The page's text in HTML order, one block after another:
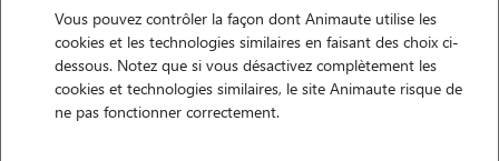
• 27 ans
Vous pouvez contrôler la façon dont Animaute utilise les
cookies et les technologies similaires en faisant des choix ci-
dessous. Notez que si vous désactivez complètement les
cookies et technologies similaires, le site Animaute risque de
ne pas fonctionner correctement.